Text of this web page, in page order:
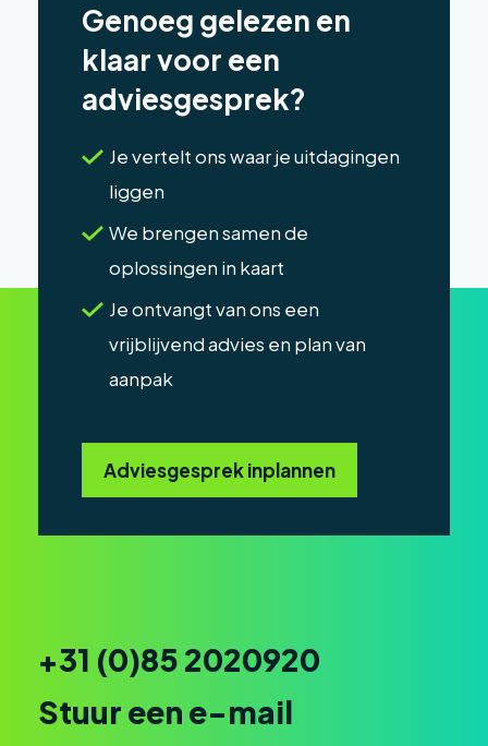
Genoeg gelezen en
klaar voor een
adviesgesprek?
Je vertelt ons waar je uitdagingen
liggen
We brengen samen de
oplossingen in kaart
Je ontvangt van ons een
vrijblijvend advies en plan van
aanpak
Adviesgesprek inplannen
+31 (0)85 2020920
Stuur een e-mail